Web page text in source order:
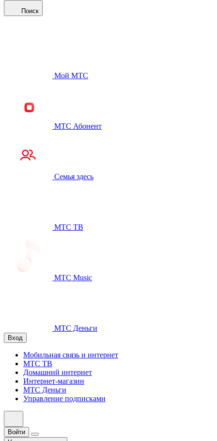
Поиск
Мой МТС
МТС Абонент
Семья здесь
МТС ТВ
МТС Music
МТС Деньги
Вход
Мобильная связь и интернет
МТС ТВ
Домашний интернет
Интернет-магазин
МТС Деньги
Управление подписками
Войти